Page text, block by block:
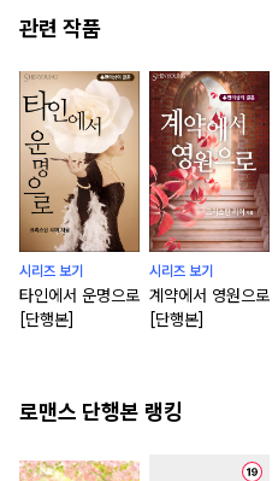
관련 작품
시리즈 보기
타인에서 운명으로
[단행본]
시리즈 보기
계약에서 영원으로
[단행본]
로맨스 단행본 랭킹